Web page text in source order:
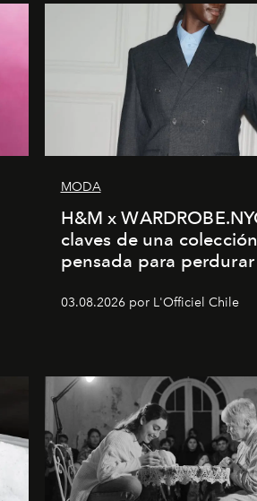
MODA
H&M x
claves de una colección
pensada para perdurar
03.08.2026 por L'Officiel Chile